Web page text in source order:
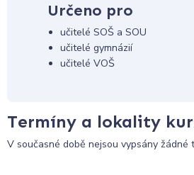
Určeno pro
učitelé SOŠ a SOU
učitelé gymnázií
učitelé VOŠ
Termíny a lokality
V současné době nejsou vypsány žádné